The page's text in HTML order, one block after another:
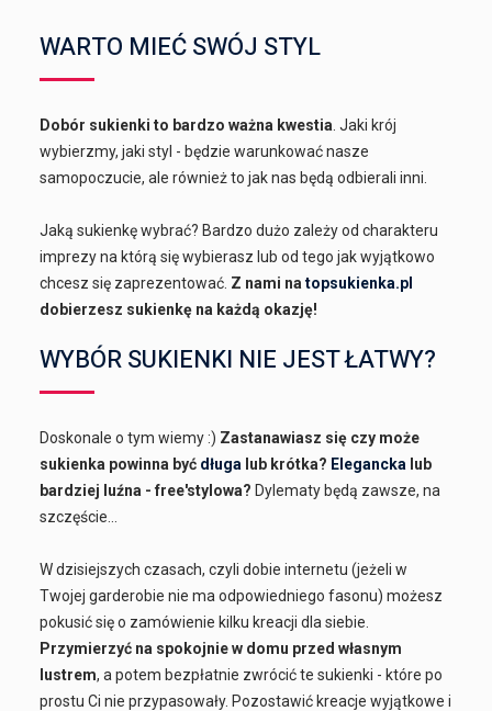
WARTO MIEĆ SWÓJ STYL
Dobór sukienki to bardzo ważna kwestia . Jaki krój
wybierzmy, jaki styl - będzie warunkować nasze
samopoczucie, ale również to jak nas będą odbierali inni.
Jaką sukienkę wybrać? Bardzo dużo zależy od charakteru
imprezy na którą się wybierasz lub od tego jak wyjątkowo
chcesz się zaprezentować. Z nami natopsukienka.pl
dobierzesz sukienkę na każdą okazję!
WYBÓR SUKIENKI NIE JEST ŁATWY?
Doskonale o tym wiemy :) Zastanawiasz się czy może
sukienka powinna być długa lub krótka? Elegancka lub
bardziej luźna - free'stylowa? Dylematy będą zawsze, na
szczęście...
W dzisiejszych czasach, czyli dobie internetu (jeżeli w
Twojej garderobie nie ma odpowiedniego fasonu) możesz
pokusić się o zamówienie kilku kreacji dla siebie.
Przymierzyć na spokojnie w domu przed własnym
lustrem, a potem bezpłatnie zwrócić te sukienki - które po
prostu Ci nie przypasowały. Pozostawić kreacje wyjątkowe i